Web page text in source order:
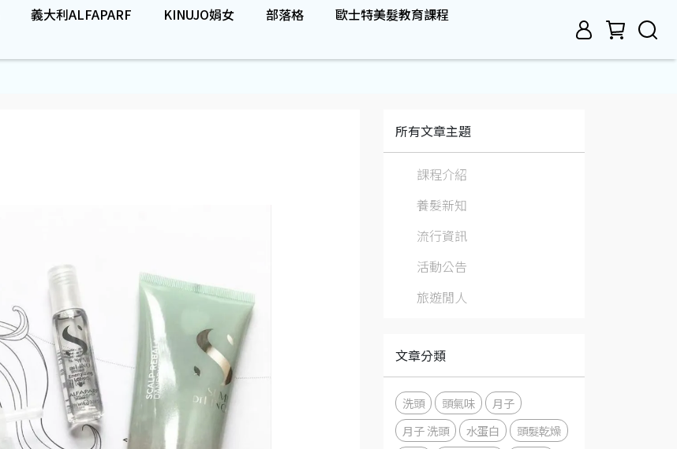
義大利ALFAPARF KINUJO娟女 部落格
歐士特美髮教育課程
所有文章主題
課程介紹
養髮新知
流行資訊
活動公告
旅遊閒人
文章分類
洗頭 頭氣味
月子
月子 洗頭
水蛋白
頭髮乾燥